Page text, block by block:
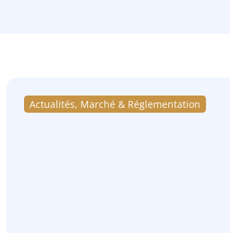
Actualités, Marché & Réglementation